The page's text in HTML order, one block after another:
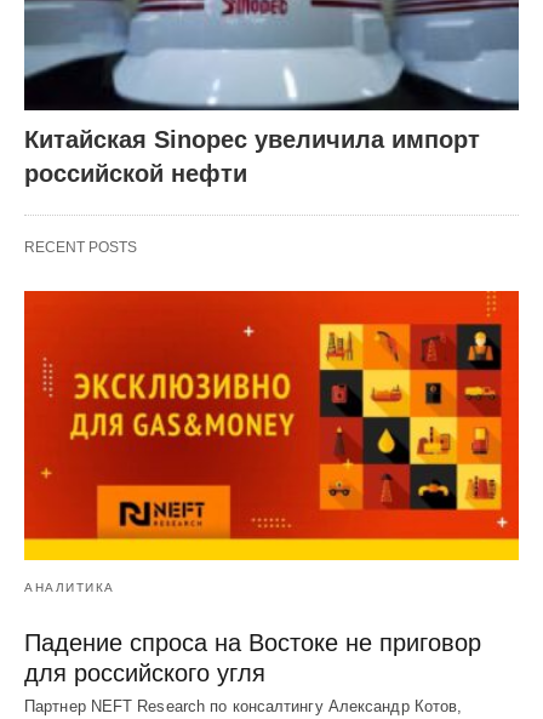
Китайская Sinopec увеличила импорт
российской нефти
RECENT POSTS
АНАЛИТИКА
Падение спроса на Востоке не приговор
для российского угля
Партнер NEFT Research по консалтингу Александр Котов,